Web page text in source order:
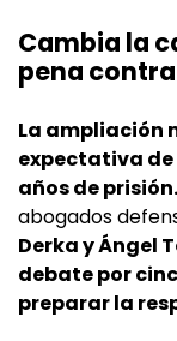
Cambia la
pena
La ampliación
expectativa de
años de prisión.
abogados
Derka y Ángel
debate por
preparar la